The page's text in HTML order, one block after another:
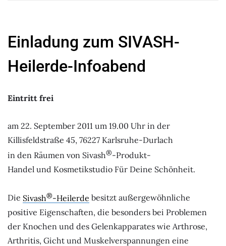
Einladung zum SIVASH-
Heilerde-Infoabend
Eintritt frei
am 22. September 2011 um 19.00 Uhr in der
Killisfeldstraße 45, 76227 Karlsruhe-Durlach
in den Räumen von Sivash®-Produkt-
Handel und Kosmetikstudio Für Deine Schönheit.
Die Sivash®-Heilerde besitzt außergewöhnliche
positive Eigenschaften, die besonders bei Problemen
der Knochen und des Gelenkapparates wie Arthrose,
Arthritis, Gicht und Muskelverspannungen eine